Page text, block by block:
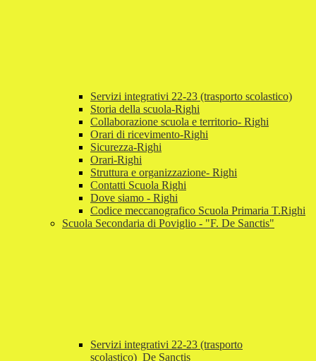
Servizi integrativi 22-23 (trasporto scolastico)
Storia della scuola-Righi
Collaborazione scuola e territorio- Righi
Orari di ricevimento-Righi
Sicurezza-Righi
Orari-Righi
Struttura e organizzazione- Righi
Contatti Scuola Righi
Dove siamo - Righi
Codice meccanografico Scuola Primaria T.Righi
Scuola Secondaria di Poviglio - "F. De Sanctis"
Servizi integrativi 22-23 (trasporto
scolastico)_De Sanctis